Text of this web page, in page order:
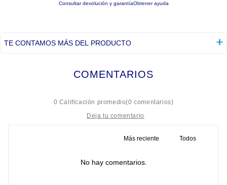
Consultar devolución y garantíaObtener ayuda
TE CONTAMOS MÁS DEL PRODUCTO
COMENTARIOS
0 Calificación promedio(0 comentarios)
Más reciente Todos
No hay comentarios.